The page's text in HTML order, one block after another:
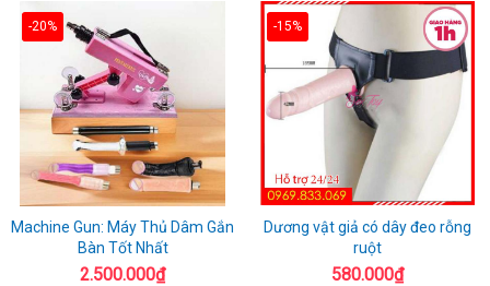
-20%
Machine Gun: Máy Thủ Dâm Gắn
Bàn Tốt Nhất
2.500.000₫
-15%
Dương vật giả có dây đeo rỗng
ruột
580.000₫